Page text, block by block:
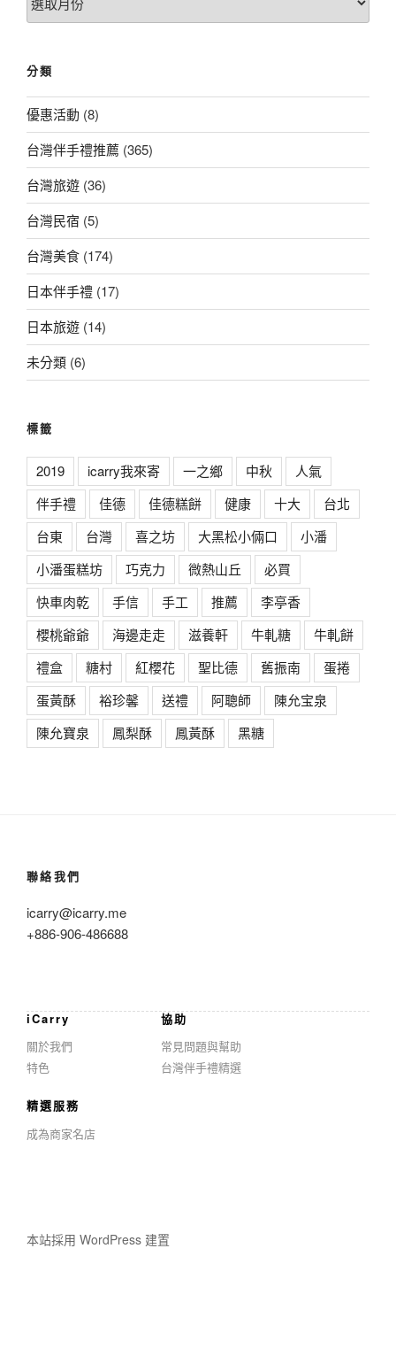
章
分類
優惠活動 (8)
台灣伴手禮推薦 (365)
台灣旅遊 (36)
台灣民宿 (5)
台灣美食 (174)
日本伴手禮 (17)
日本旅遊 (14)
未分類 (6)
標籤
2019 icarry我來寄 一之鄉 中秋
人氣
伴手禮
佳德 佳德糕餅 健康 十大
台北
台東
台灣 喜之坊 大黑松小倆口
小潘
小潘蛋糕坊
巧克力 微熱山丘
必買
快車肉乾
手信 手工 推薦
李亭香
櫻桃爺爺
海邊走走 滋養軒 牛軋糖
牛軋餅
禮盒
糖村 紅櫻花 聖比德 舊振南
蛋捲
蛋黃酥
裕珍馨 送禮 阿聰師
陳允宝泉
陳允寶泉
鳳梨酥 鳳黃酥 黑糖
聯絡我們
icarry@icarry.me
+886-906-486688
iCarry
關於我們
特色
協助
常見問題與幫助
台灣伴手禮精選
精選服務
成為商家名店
本站採用 WordPress 建置